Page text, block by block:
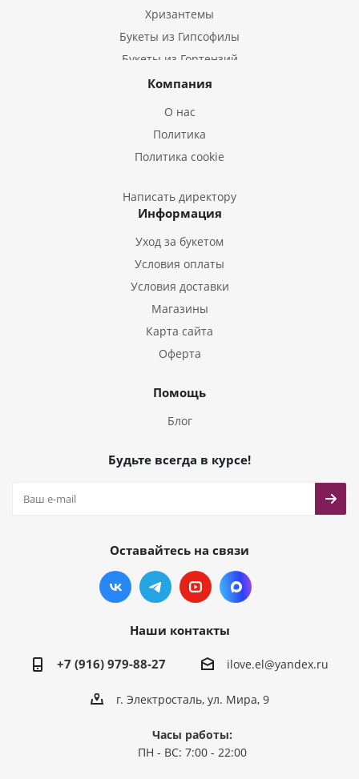
Хризантемы
Букеты из Гипсофилы
Букеты из Гортензий
Букеты из Ирисов
Букеты из Эустом
Букеты из Гладиолусов
Букеты из Тюльпанов
Компания
О нас
Политика
Политика cookie
Написать директору
Информация
Уход за букетом
Условия оплаты
Условия доставки
Магазины
Карта сайта
Оферта
Помощь
Блог
Будьте всегда в курсе!
Оставайтесь на связи
Наши контакты
+7 (916) 979-88-27 ilove.el@yandex.ru
г. Электросталь, ул. Мира, 9
Часы работы:
ПН - ВС: 7:00 - 22:00